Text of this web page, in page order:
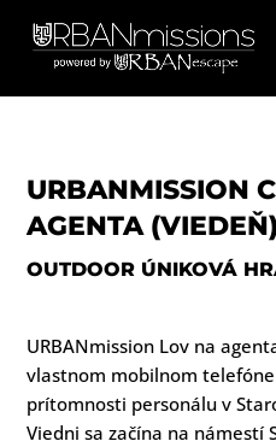
URBANMISSION
AGENTA (VIEDEŇ)
OUTDOOR ÚNIKOVÁ
URBANmission Lov na
vlastnom mobilnom
prítomnosti personálu v
Viedni sa začína na námestí